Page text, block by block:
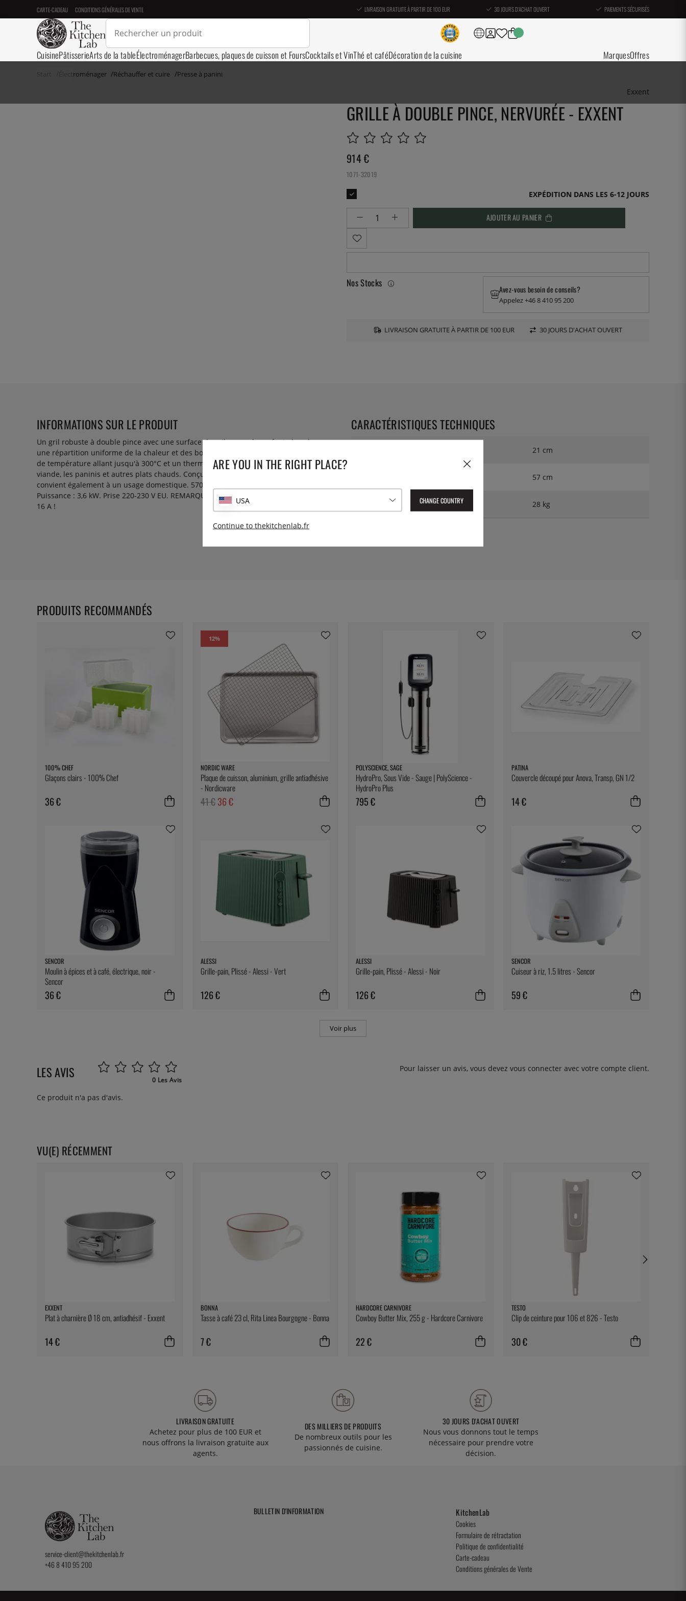
CARTE-CADEAU CONDITIONS GÉNÉRALES DE VENTE LIVRAISON GRATUITE À PARTIR DE 100 EUR 30 JOURS D'ACHAT OUVERT PAIEMENTS SÉCURISÉS
CuisinePâtisserieArts de la tableÉlectroménagerBarbecues, plaques de cuisson et FoursCocktails et VinThé et caféDécoration de la cuisine MarquesOffres
Start Électroménager Réchauffer et cuire Presse à panini
Exxent
GRILLE À DOUBLE PINCE, NERVURÉE - EXXENT
914€
1071-32019
EXPÉDITION DANS LES 6-12 JOURS
AJOUTER AU PANIER
Nos Stocks
Avez-vous besoin de conseils?
Appelez +46 8 410 95 200
LIVRAISON GRATUITE À PARTIR DE 100 EUR 30 JOURS D'ACHAT OUVERT
INFORMATIONS SUR LE PRODUIT
Un gril robuste à double pince avec une surface de gril nervurée en fonte lourde pour
une répartition uniforme de la chaleur et des bords de gril clairs. Avec une capacité
de température allant jusqu'à 300°C et un thermostat séparé, il est parfait pour la
viande, les paninis et autres plats chauds. Conçu pour les cuisines professionnelles, il
convient également à un usage domestique. 570 x 395 x 210 mm. Poids : 28 kg.
Puissance : 3,6 kW. Prise 220-230 V EU. REMARQUE ! Nécessite une prise de courant de
16 A !
CARACTÉRISTIQUES TECHNIQUES
21 cm
57 cm
28 kg
100% CHEF
Glaçons clairs - 100% Chef
36 €
12%
NORDIC WARE
Plaque de cuisson, aluminium, grille antiadhésive
- Nordicware
41 € 36 €
POLYSCIENCE, SAGE
HydroPro, Sous Vide - Sauge | PolyScience -
HydroPro Plus
795 €
PATINA
Couvercle découpé pour Anova, Transp, GN 1/2
14 €
SENCOR
Moulin à épices et à café, électrique, noir -
Sencor
36 €
ALESSI
Grille-pain, Plissé - Alessi - Vert
126 €
ALESSI
Grille-pain, Plissé - Alessi - Noir
126 €
SENCOR
Cuiseur à riz, 1.5 litres - Sencor
59 €
Voir plus
PRODUITS RECOMMANDÉS
LES AVIS 0 Les Avis
Pour laisser un avis, vous devez vous connecter avec votre compte client.
Ce produit n'a pas d'avis.
VU(E) RÉCEMMENT
EXXENT
Plat à charnière Ø 18 cm, antiadhésif - Exxent
14 €
BONNA
Tasse à café 23 cl, Rita Linea Bourgogne - Bonna
7 €
HARDCORE CARNIVORE
Cowboy Butter Mix, 255 g - Hardcore Carnivore
22 €
TESTO
Clip de ceinture pour 106 et 826 - Testo
30 €
LIVRAISON GRATUITE
Achetez pour plus de 100 EUR et
nous offrons la livraison gratuite aux
agents.
DES MILLIERS DE PRODUITS
De nombreux outils pour les
passionnés de cuisine.
30 JOURS D'ACHAT OUVERT
Nous vous donnons tout le temps
nécessaire pour prendre votre
décision.
service-client@thekitchenlab.fr
+46 8 410 95 200
BULLETIN D'INFORMATION KitchenLab
Cookies
Formulaire de rétractation
Politique de confidentialité
Carte-cadeau
Conditions générales de Vente
ARE YOU IN THE RIGHT PLACE?
USA CHANGE COUNTRY
Continue to thekitchenlab.fr